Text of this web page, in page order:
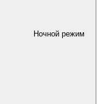
Ночной режим